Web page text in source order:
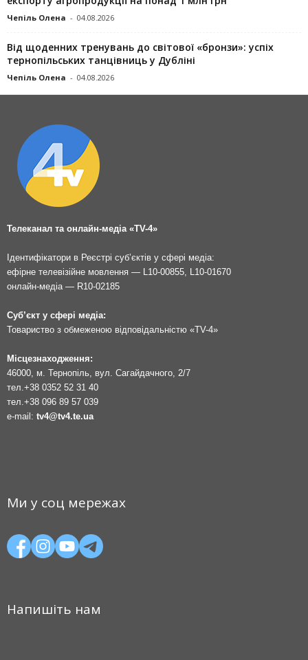
Чепіль Олена - 04.08.2026
Від щоденних тренувань до світової «бронзи»: успіх
тернопільських танцівниць у Дубліні
Чепіль Олена - 04.08.2026
Телеканал та онлайн-медіа «TV-4»
Ідентифікатори в Реєстрі суб’єктів у сфері медіа:
ефірне телевізійне мовлення — L10-00855, L10-01670
онлайн-медіа — R10-02185
Суб’єкт у сфері медіа:
Товариство з обмеженою відповідальністю «TV-4»
Місцезнаходження:
46000, м. Тернопіль, вул. Сагайдачного, 2/7
тел. +38 0352 52 31 40
тел. +38 096 89 57 039
e-mail: tv4@tv4.te.ua
Ми у соц мережах
Напишіть нам